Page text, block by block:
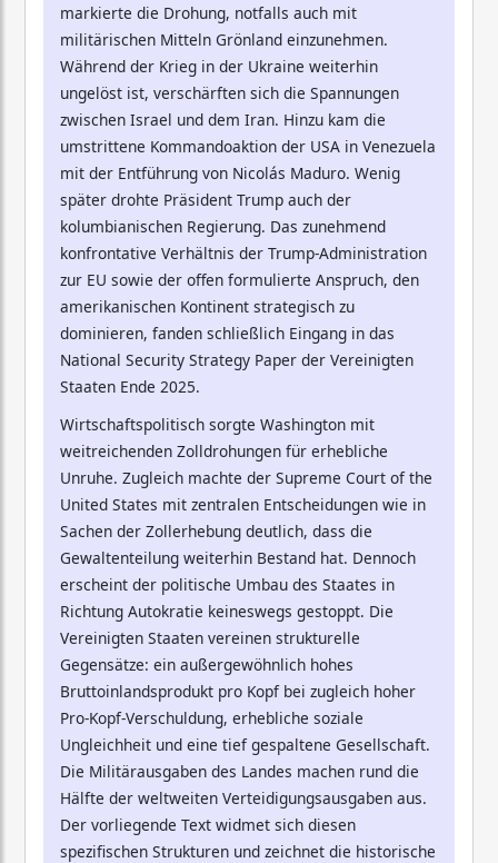
markierte die Drohung, notfalls auch mit
militärischen Mitteln Grönland einzunehmen.
Während der Krieg in der Ukraine weiterhin
ungelöst ist, verschärften sich die Spannungen
zwischen Israel und dem Iran. Hinzu kam die
umstrittene Kommandoaktion der USA in Venezuela
mit der Entführung von Nicolás Maduro. Wenig
später drohte Präsident Trump auch der
kolumbianischen Regierung. Das zunehmend
konfrontative Verhältnis der Trump-Administration
zur EU sowie der offen formulierte Anspruch, den
amerikanischen Kontinent strategisch zu
dominieren, fanden schließlich Eingang in das
National Security Strategy Paper der Vereinigten
Staaten Ende 2025.
Wirtschaftspolitisch sorgte Washington mit
weitreichenden Zolldrohungen für erhebliche
Unruhe. Zugleich machte der Supreme Court of the
United States mit zentralen Entscheidungen wie in
Sachen der Zollerhebung deutlich, dass die
Gewaltenteilung weiterhin Bestand hat. Dennoch
erscheint der politische Umbau des Staates in
Richtung Autokratie keineswegs gestoppt. Die
Vereinigten Staaten vereinen strukturelle
Gegensätze: ein außergewöhnlich hohes
Bruttoinlandsprodukt pro Kopf bei zugleich hoher
Pro-Kopf-Verschuldung, erhebliche soziale
Ungleichheit und eine tief gespaltene Gesellschaft.
Die Militärausgaben des Landes machen rund die
Hälfte der weltweiten Verteidigungsausgaben aus.
Der vorliegende Text widmet sich diesen
spezifischen Strukturen und zeichnet die historische